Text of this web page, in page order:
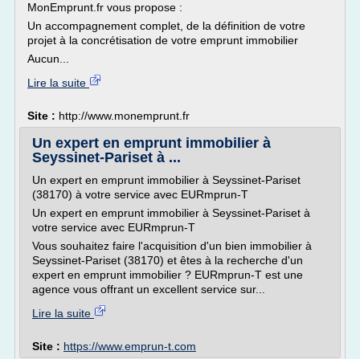
MonEmprunt.fr vous propose :
Un accompagnement complet, de la définition de votre
projet à la concrétisation de votre emprunt immobilier
Aucun...
Lire la suite
Site : http://www.monemprunt.fr
Un expert en emprunt immobilier à
Seyssinet-Pariset à ...
Un expert en emprunt immobilier à Seyssinet-Pariset
(38170) à votre service avec EURmprun-T
Un expert en emprunt immobilier à Seyssinet-Pariset à
votre service avec EURmprun-T
Vous souhaitez faire l'acquisition d'un bien immobilier à
Seyssinet-Pariset (38170) et êtes à la recherche d'un
expert en emprunt immobilier ? EURmprun-T est une
agence vous offrant un excellent service sur...
Lire la suite
Site : https://www.emprun-t.com